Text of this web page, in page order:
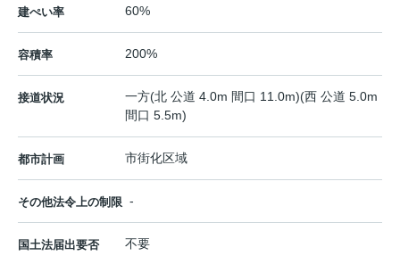
建ぺい率 60%
容積率 200%
接道状況
一方(北 公道 4.0m 間口 11.0m)(西 公道 5.0m
間口 5.5m)
都市計画 市街化区域
その他法令上の制限 -
国土法届出要否 不要